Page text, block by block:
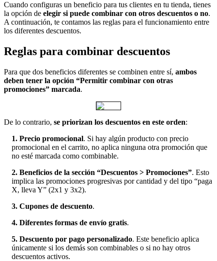
Cuando configuras un beneficio para tus clientes en tu tienda, tienes
la opción de elegir si puede combinar con otros descuentos o no.
A continuación, te contamos las reglas para el funcionamiento entre
los diferentes descuentos.
Reglas para combinar descuentos
Para que dos beneficios diferentes se combinen entre sí, ambos
deben tener la opción “Permitir combinar con otras
promociones” marcada.
De lo contrario, se priorizan los descuentos en este orden:
1. Precio promocional. Si hay algún producto con precio
promocional en el carrito, no aplica ninguna otra promoción que
no esté marcada como combinable.
2. Beneficios de la sección “Descuentos > Promociones”. Esto
implica las promociones progresivas por cantidad y del tipo “paga
X, lleva Y” (2x1 y 3x2).
3. Cupones de descuento.
4. Diferentes formas de envío gratis.
5. Descuento por pago personalizado. Este beneficio aplica
únicamente si los demás son combinables o si no hay otros
descuentos activos.